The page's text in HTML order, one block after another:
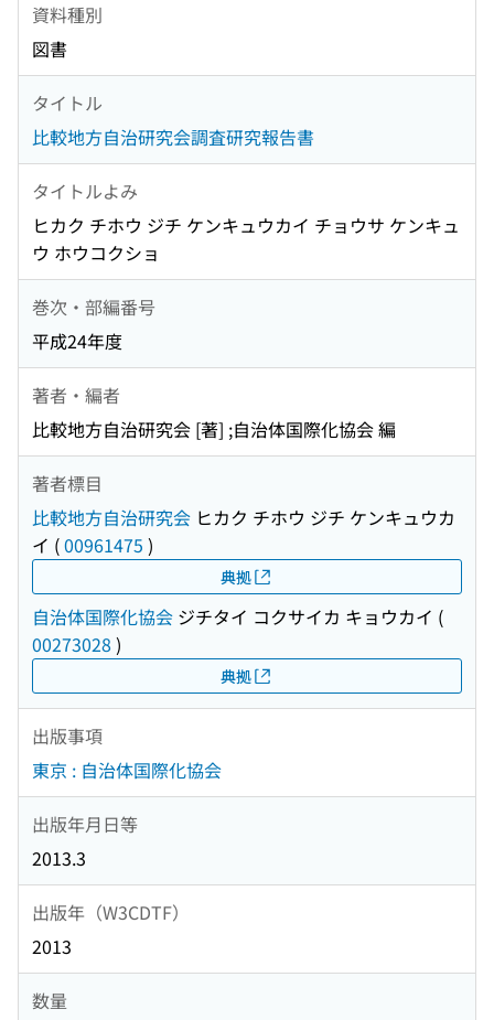
資料種別
図書
タイトル
比較地方自治研究会調査研究報告書
タイトルよみ
ヒカク チホウ ジチ ケンキュウカイ チョウサ ケンキュ
ウ ホウコクショ
巻次・部編番号
平成24年度
著者・編者
比較地方自治研究会 [著] ;自治体国際化協会 編
著者標目
比較地方自治研究会 ヒカク チホウ ジチ ケンキュウカ
イ (00961475 )
典拠
自治体国際化協会 ジチタイ コクサイカ キョウカイ (
00273028 )
典拠
出版事項
東京 : 自治体国際化協会
出版年月日等
2013.3
出版年（W3CDTF）
2013
数量